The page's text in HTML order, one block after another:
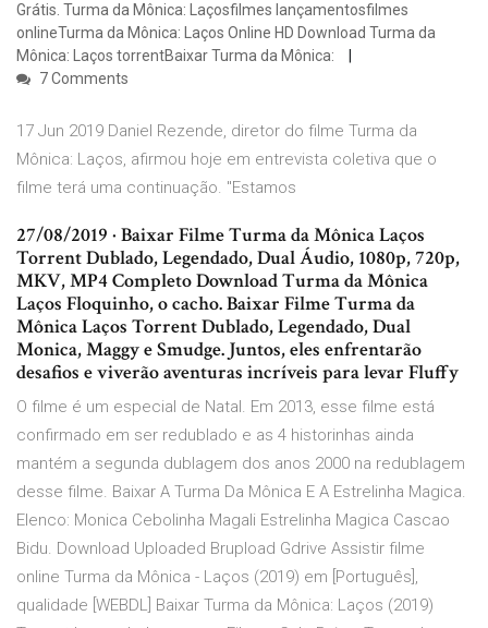
Grátis. Turma da Mônica: Laçosfilmes lançamentosfilmes
onlineTurma da Mônica: Laços Online HD Download Turma da
Mônica: Laços torrentBaixar Turma da Mônica:
7 Comments
17 Jun 2019 Daniel Rezende, diretor do filme Turma da
Mônica: Laços, afirmou hoje em entrevista coletiva que o
filme terá uma continuação. "Estamos
27/08/2019 · Baixar Filme Turma da Mônica Laços
Torrent Dublado, Legendado, Dual Áudio, 1080p, 720p,
MKV, MP4 Completo Download Turma da Mônica
Laços Floquinho, o cacho. Baixar Filme Turma da
Mônica Laços Torrent Dublado, Legendado, Dual
Monica, Maggy e Smudge. Juntos, eles enfrentarão
desafios e viverão aventuras incríveis para levar Fluffy
O filme é um especial de Natal. Em 2013, esse filme está
confirmado em ser redublado e as 4 historinhas ainda
mantém a segunda dublagem dos anos 2000 na redublagem
desse filme. Baixar A Turma Da Mônica E A Estrelinha Magica.
Elenco: Monica Cebolinha Magali Estrelinha Magica Cascao
Bidu. Download Uploaded Brupload Gdrive Assistir filme
online Turma da Mônica - Laços (2019) em [Português],
qualidade [WEBDL] Baixar Turma da Mônica: Laços (2019)